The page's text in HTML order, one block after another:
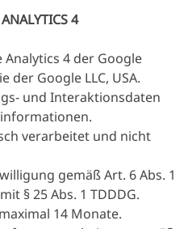
4
4 der Google
der Google LLC, USA.
und Interaktionsdaten
verarbeitet und nicht
gemäß Art. 6 Abs. 1
§ 25 Abs. 1 TDDDG.
14 Monate.